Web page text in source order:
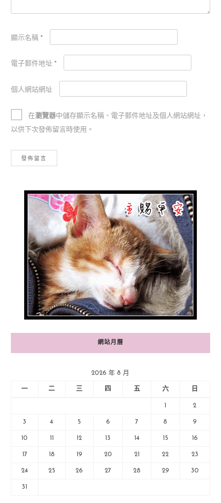
顯示名稱 *
電子郵件地址 *
個人網站網址
在瀏覽器中儲存顯示名稱、電子郵件地址及個人網站網址，
以供下次發佈留言時使用。
網站月曆
2026 年 8 月
一 二 三 四 五 六 日
1 2
3 4 5 6 7 8 9
10 11 12 13 14 15 16
17 18 19 20 21 22 23
24 25 26 27 28 29 30
31